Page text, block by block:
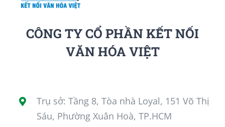
CÔNG TY CỔ PHẦN KẾT NỐI
VĂN HÓA VIỆT
Trụ sở: Tầng 8, Tòa nhà Loyal, 151 Võ Thị
Sáu, Phường Xuân Hoà, TP.HCM